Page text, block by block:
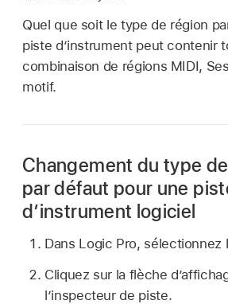
Quel que soit le type de région
piste d’instrument peut contenir
combinaison de régions MIDI,
motif.
Changement du type
par défaut pour une
d’instrument logiciel
Dans Logic Pro, sélectionnez
Cliquez sur la flèche
l’inspecteur de piste.